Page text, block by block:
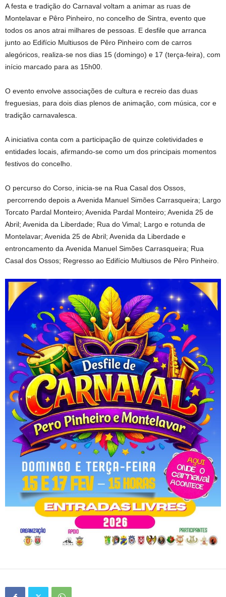
A festa e tradição do Carnaval voltam a animar as ruas de
Montelavar e Pêro Pinheiro, no concelho de Sintra, evento que
todos os anos atrai milhares de pessoas. E desfile que arranca
junto ao Edifício Multiusos de Pêro Pinheiro com de carros
alegóricos, realiza-se nos dias 15 (domingo) e 17 (terça-feira), com
início marcado para as 15h00.
O evento envolve associações de cultura e recreio das duas
freguesias, para dois dias plenos de animação, com música, cor e
tradição carnavalesca.
A iniciativa conta com a participação de quinze coletividades e
entidades locais, afirmando-se como um dos principais momentos
festivos do concelho.
O percurso do Corso, inicia-se na Rua Casal dos Ossos,
percorrendo depois a Avenida Manuel Simões Carrasqueira; Largo
Torcato Pardal Monteiro; Avenida Pardal Monteiro; Avenida 25 de
Abril; Avenida da Liberdade; Rua do Vimal; Largo e rotunda de
Montelavar; Avenida 25 de Abril; Avenida da Liberdade e
entroncamento da Avenida Manuel Simões Carrasqueira; Rua
Casal dos Ossos; Regresso ao Edifício Multiusos de Pêro Pinheiro.